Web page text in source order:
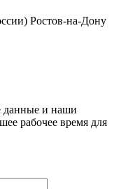
Ростов-на-Дону
данные и наши
рабочее время для